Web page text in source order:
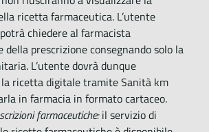
ricetta farmaceutica. L’utente
chiedere al farmacista
della prescrizione consegnando solo la
L’utente dovrà dunque
ricetta digitale tramite Sanità km
in farmacia in formato cartaceo.
farmaceutiche:il servizio di